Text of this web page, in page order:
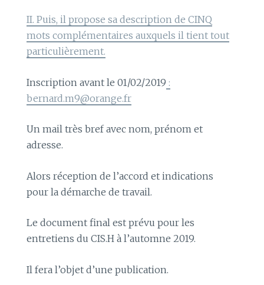
II. Puis, il propose sa description de CINQ
mots complémentaires auxquels il tient tout
particulièrement.
Inscription avant le 01/02/2019 :
bernard.m9@orange.fr
Un mail très bref avec nom, prénom et
adresse.
Alors réception de l’accord et indications
pour la démarche de travail.
Le document final est prévu pour les
entretiens du CIS.H à l’automne 2019.
Il fera l’objet d’une publication.